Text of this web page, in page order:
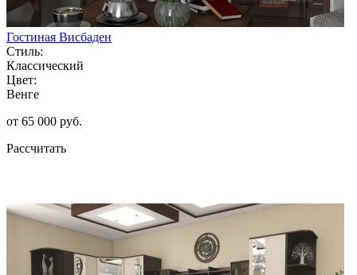
Гостиная Висбаден
Стиль:
Классический
Цвет:
Венге
от 65 000 руб.
Рассчитать